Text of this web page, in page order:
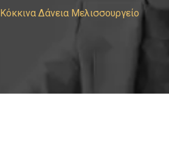
Κόκκινα Δάνεια Μελισσουργείο